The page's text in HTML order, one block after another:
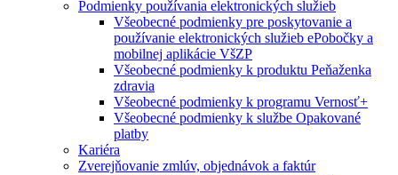
Podmienky používania elektronických služieb
Všeobecné podmienky pre poskytovanie a
používanie elektronických služieb ePobočky a
mobilnej aplikácie VšZP
Všeobecné podmienky k produktu Peňaženka
zdravia
Všeobecné podmienky k programu Vernosť+
Všeobecné podmienky k službe Opakované
platby
Kariéra
Zverejňovanie zmlúv, objednávok a faktúr